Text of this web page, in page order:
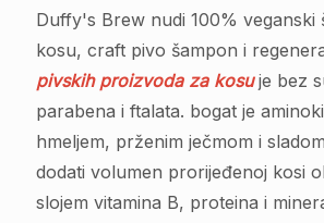
Duffy's Brew nudi 100% veganski
kosu, craft pivo šampon i
pivskih proizvoda za kosuje bez
parabena i ftalata. bogat je
hmeljem, prženim ječmom i
dodati volumen prorijeđenoj kosi
slojem vitamina B, proteina i